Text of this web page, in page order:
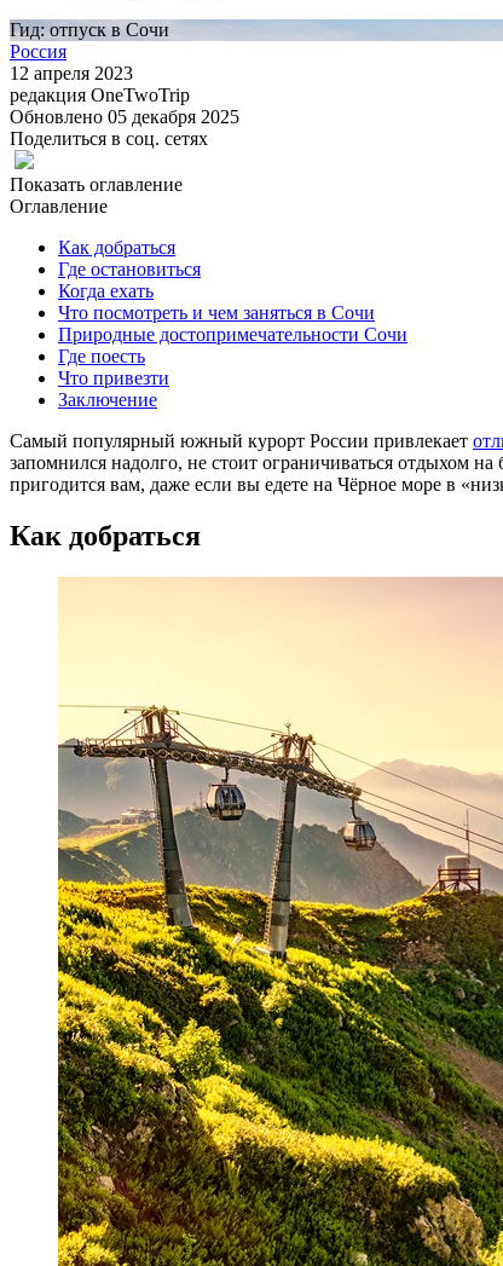
Гид: отпуск в Сочи
Россия
12 апреля 2023
редакция OneTwoTrip
Обновлено 05 декабря 2025
Поделиться в соц. сетях
Показать оглавление
Оглавление
Как добраться
Где остановиться
Когда ехать
Что посмотреть и чем заняться в Сочи
Природные достопримечательности Сочи
Где поесть
Что привезти
Заключение
Самый популярный южный курорт России привлекает
запомнился надолго, не стоит ограничиваться отдыхом
пригодится вам, даже если вы едете на Чёрное море в
Как добраться